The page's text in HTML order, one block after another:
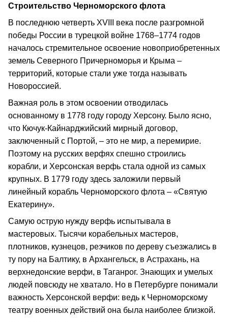
Строительство Черноморского флота
В последнюю четверть XVIII века после разгромной
победы России в турецкой войне 1768–1774 годов
началось стремительное освоение новоприобретенных
земель Северного Причерноморья и Крыма –
территорий, которые стали уже тогда называть
Новороссией.
Важная роль в этом освоении отводилась
основанному в 1778 году городу Херсону. Было ясно,
что Кючук-Кайнарджийский мирный договор,
заключенный с Портой, – это не мир, а перемирие.
Поэтому на русских верфях спешно строились
корабли, и Херсонская верфь стала одной из самых
крупных. В 1779 году здесь заложили первый
линейный корабль Черноморского флота – «Святую
Екатерину».
Самую острую нужду верфь испытывала в
мастеровых. Тысячи корабельных мастеров,
плотников, кузнецов, резчиков по дереву съезжались в
ту пору на Балтику, в Архангельск, в Астрахань, на
верхнедонские верфи, в Таганрог. Знающих и умелых
людей повсюду не хватало. Но в Петербурге понимали
важность Херсонской верфи: ведь к Черноморскому
театру военных действий она была наиболее близкой.